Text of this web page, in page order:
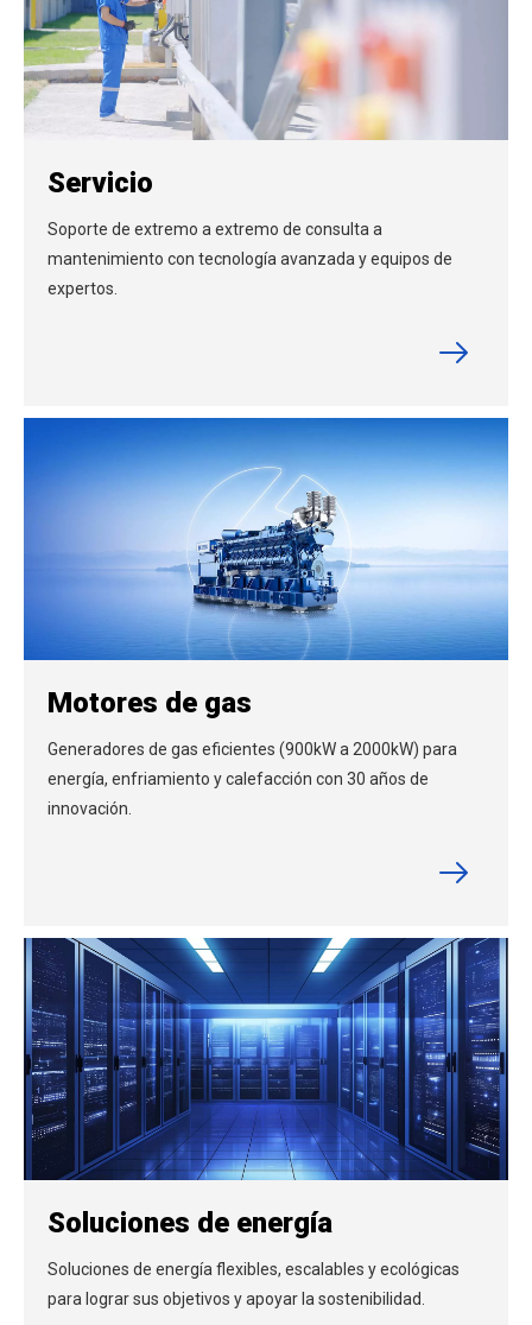
Servicio
Soporte de extremo a extremo de consulta a
mantenimiento con tecnología avanzada y equipos de
expertos.
Motores de gas
Generadores de gas eficientes (900kW a 2000kW) para
energía, enfriamiento y calefacción con 30 años de
innovación.
Soluciones de energía
Soluciones de energía flexibles, escalables y ecológicas
para lograr sus objetivos y apoyar la sostenibilidad.